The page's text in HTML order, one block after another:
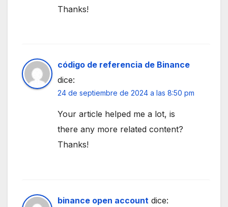
Thanks!
código de referencia de Binance
dice:
24 de septiembre de 2024 a las 8:50 pm
Your article helped me a lot, is
there any more related content?
Thanks!
binance open account dice: